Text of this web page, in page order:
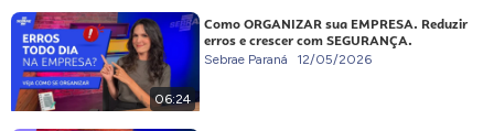
06:24
Como ORGANIZAR sua EMPRESA. Reduzir
erros e crescer com SEGURANÇA.
Sebrae Paraná 12/05/2026